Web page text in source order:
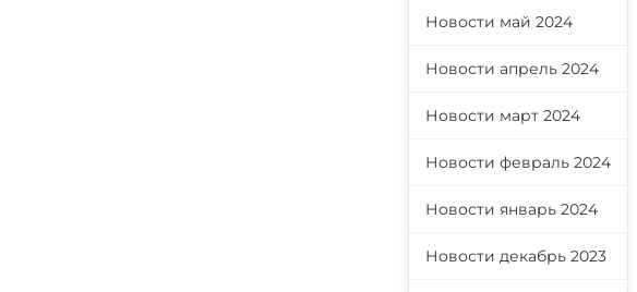
Новости май 2024
Новости апрель 2024
Новости март 2024
Новости февраль 2024
Новости январь 2024
Новости декабрь 2023